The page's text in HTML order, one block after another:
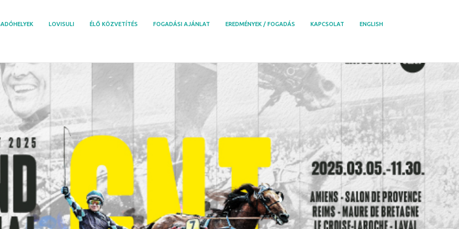
LOVISULI ÉLŐ KÖZVETÍTÉS FOGADÁSI AJÁNLAT EREDMÉNYEK / FOGADÁS KAPCSOLAT ENGLISH